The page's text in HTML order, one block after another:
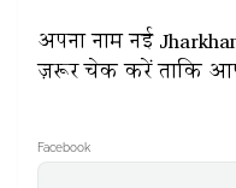
अपना नाम नई
ज़रूर चेक करें ताकि
Facebook